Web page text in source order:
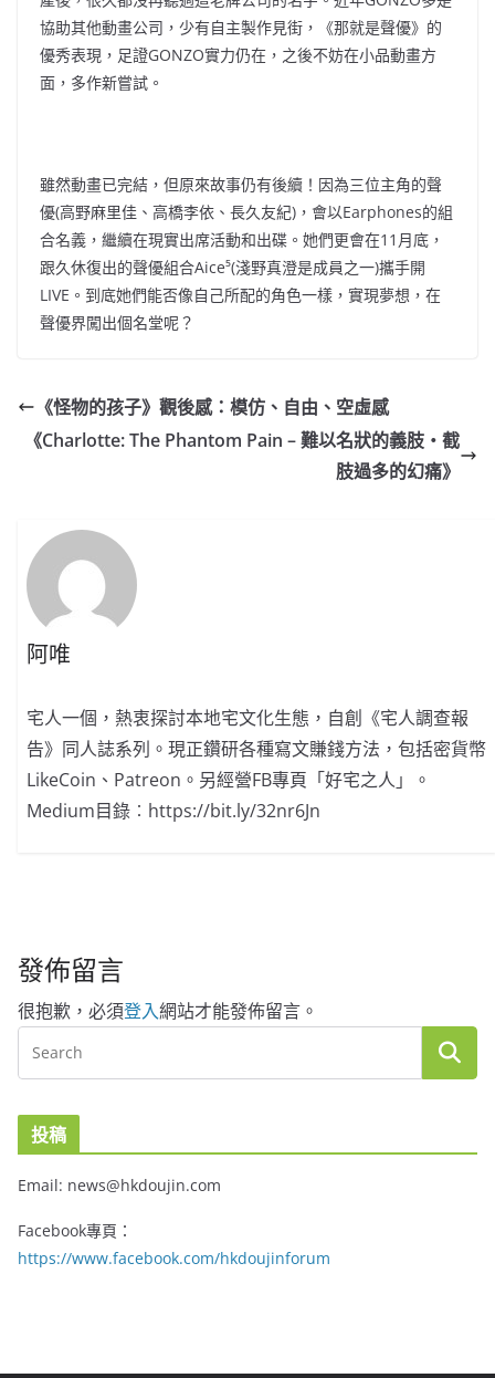
協助其他動畫公司，少有自主製作見街，《那就是聲優》的
優秀表現，足證GONZO實力仍在，之後不妨在小品動畫方
面，多作新嘗試。
雖然動畫已完結，但原來故事仍有後續！因為三位主角的聲
優(高野麻里佳、高橋李依、長久友紀)，會以Earphones的組
合名義，繼續在現實出席活動和出碟。她們更會在11月底，
跟久休復出的聲優組合Aice⁵(淺野真澄是成員之一)攜手開
LIVE。到底她們能否像自己所配的角色一樣，實現夢想，在
聲優界闖出個名堂呢？
《怪物的孩子》觀後感：模仿、自由、空虛感
《Charlotte: The Phantom Pain – 難以名狀的義肢‧截
肢過多的幻痛》
阿唯
宅人一個，熱衷探討本地宅文化生態，自創《宅人調查報
告》同人誌系列。現正鑽研各種寫文賺錢方法，包括密貨幣
LikeCoin、Patreon。另經營FB專頁「好宅之人」。
Medium目錄︰https://bit.ly/32nr6Jn
發佈留言
很抱歉，必須登入網站才能發佈留言。
投稿
Email: news@hkdoujin.com
Facebook專頁：
https://www.facebook.com/hkdoujinforum